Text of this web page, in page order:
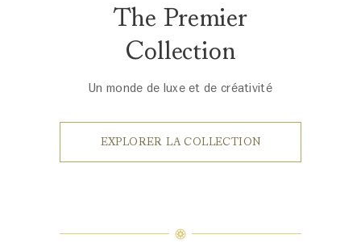
The Premier
Collection
Un monde de luxe et de créativité
EXPLORER LA COLLECTION